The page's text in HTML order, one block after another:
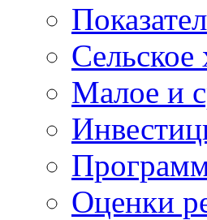
Сельское
Малое и
Оценки